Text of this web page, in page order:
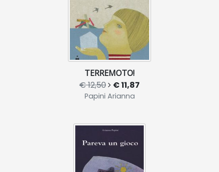
TERREMOTO!
€ 12,50 € 11,87
Papini Arianna